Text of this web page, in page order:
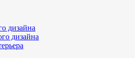
дизайна
дизайна